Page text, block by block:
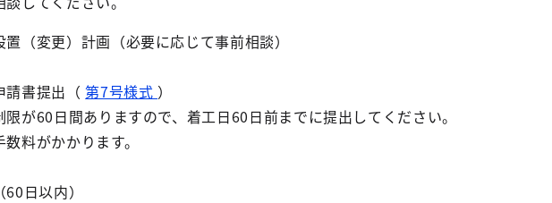
置（変更）計画（必要に応じて事前相談）
請書提出（第7号様式 ）
限が60日間ありますので、着工日60日前までに提出してください。
料がかかります。
日以内）